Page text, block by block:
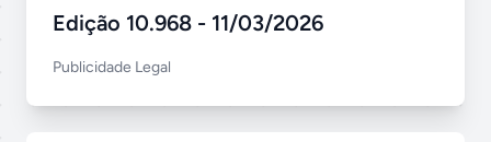
Edição 10.968 - 11/03/2026
Publicidade Legal